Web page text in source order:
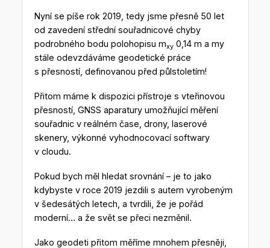
Nyní se píše rok 2019, tedy jsme přesně 50 let
od zavedení střední souřadnicové chyby
podrobného bodu polohopisu mxy0,14 m a my
stále odevzdáváme geodetické práce
s přesností, definovanou před půlstoletím!
Přitom máme k dispozici přístroje s vteřinovou
přesností, GNSS aparatury umožňující měření
souřadnic v reálném čase, drony, laserové
skenery, výkonné vyhodnocovací softwary
v cloudu.
Pokud bych měl hledat srovnání – je to jako
kdybyste v roce 2019 jezdili s autem vyrobeným
v šedesátých letech, a tvrdili, že je pořád
moderní… a že svět se přeci nezměnil.
Jako geodeti přitom měříme mnohem přesněji,